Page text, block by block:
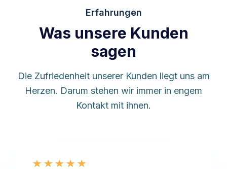
Erfahrungen
Was unsere Kunden
sagen
Die Zufriedenheit unserer Kunden liegt uns am
Herzen. Darum stehen wir immer in engem
Kontakt mit ihnen.